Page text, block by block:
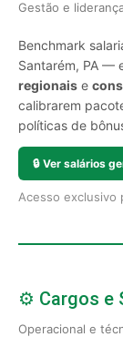
Gestão e
Benchmark
Santarém, PA —
regionais e
calibrarem
políticas de
🔒 Ver salários
Acesso exclusivo
⚙️ Cargos e
Operacional e